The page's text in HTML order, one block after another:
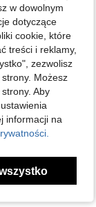
w dowolnym
dotyczące
cookie, które
treści i reklamy,
zezwolisz
Możesz
Aby
informacji na